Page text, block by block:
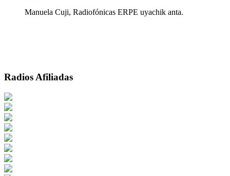
Manuela Cuji, Radiofónicas ERPE uyachik anta.
Radios Afiliadas